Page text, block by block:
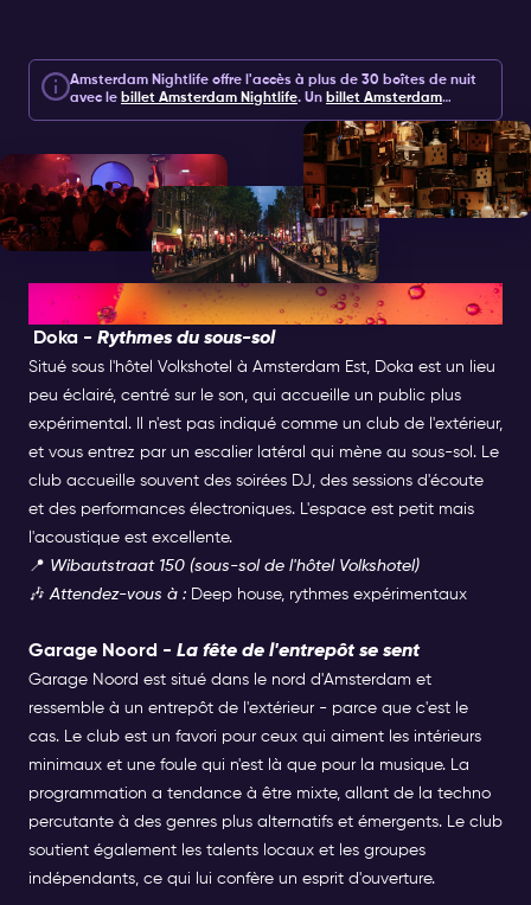
Amsterdam Nightlife offre l'accès à plus de 30 boîtes de nuit
avec le billet Amsterdam Nightlife. Un billet Amsterdam
aux expériences et aux extras pour 10 €.
Les meilleurs clubs cachés
Doka - Rythmes du sous-sol
Situé sous l'hôtel Volkshotel à Amsterdam Est, Doka est un lieu
peu éclairé, centré sur le son, qui accueille un public plus
expérimental. Il n'est pas indiqué comme un club de l'extérieur,
et vous entrez par un escalier latéral qui mène au sous-sol. Le
club accueille souvent des soirées DJ, des sessions d'écoute
et des performances électroniques. L'espace est petit mais
l'acoustique est excellente.
📍 Wibautstraat 150 (sous-sol de l'hôtel Volkshotel)
🎶Attendez-vous à : Deep house, rythmes expérimentaux
Garage Noord - La fête de l'entrepôt se sent
Garage Noord est situé dans le nord d'Amsterdam et
ressemble à un entrepôt de l'extérieur - parce que c'est le
cas. Le club est un favori pour ceux qui aiment les intérieurs
minimaux et une foule qui n'est là que pour la musique. La
programmation a tendance à être mixte, allant de la techno
percutante à des genres plus alternatifs et émergents. Le club
soutient également les talents locaux et les groupes
indépendants, ce qui lui confère un esprit d'ouverture.